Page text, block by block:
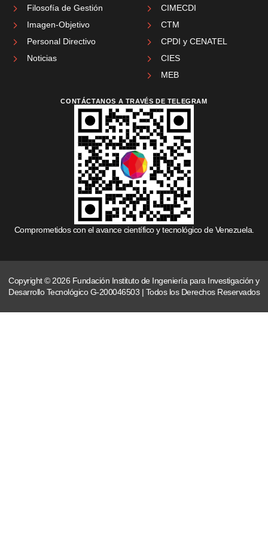
Filosofía de Gestión
Imagen-Objetivo
Personal Directivo
Noticias
CIMECDI
CTM
CPDI y CENATEL
CIES
MEB
CONTÁCTANOS A TRAVÉS DE TELEGRAM
Comprometidos con el avance científico y tecnológico de Venezuela.
Copyright © 2026 Fundación Instituto de Ingeniería para Investigación y
Desarrollo Tecnológico G-200046503 | Todos los Derechos Reservados